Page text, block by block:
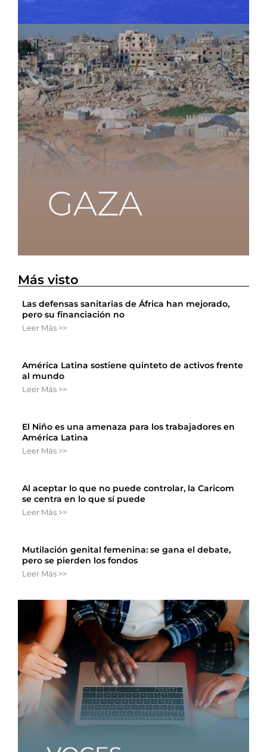
Más visto
Las defensas sanitarias de África han mejorado,
pero su financiación no
Leer Más >>
América Latina sostiene quinteto de activos frente
al mundo
Leer Más >>
El Niño es una amenaza para los trabajadores en
América Latina
Leer Más >>
Al aceptar lo que no puede controlar, la Caricom
se centra en lo que sí puede
Leer Más >>
Mutilación genital femenina: se gana el debate,
pero se pierden los fondos
Leer Más >>